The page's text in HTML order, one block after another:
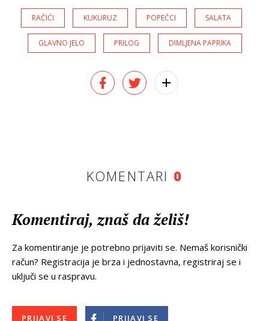
RAČIĆI KUKURUZ POPEČCI SALATA
GLAVNO JELO PRILOG DIMLJENA PAPRIKA
KOMENTARI 0
Komentiraj, znaš da želiš!
Za komentiranje je potrebno prijaviti se. Nemaš korisnički
račun? Registracija je brza i jednostavna, registriraj se i
uključi se u raspravu.
PRIJAVI SE PRIJAVI SE